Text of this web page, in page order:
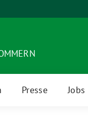
Presse Jobs